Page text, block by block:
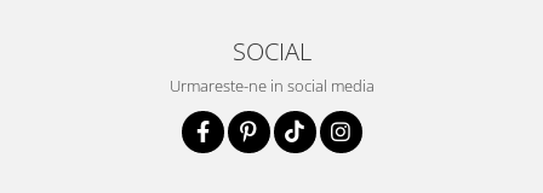
SOCIAL
Urmareste-ne in social media